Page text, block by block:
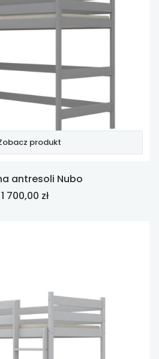
produkt
antresoli Nubo
Cena
1 700,00 zł